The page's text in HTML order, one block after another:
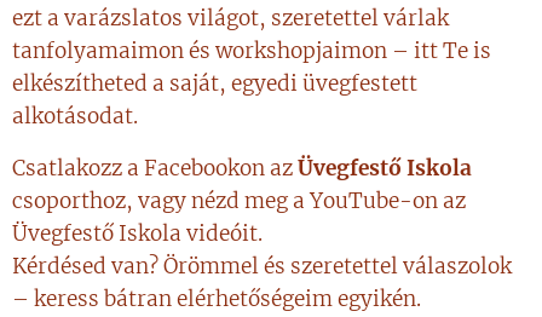
ezt a varázslatos világot, szeretettel várlak
tanfolyamaimon és workshopjaimon – itt Te is
elkészítheted a saját, egyedi üvegfestett
alkotásodat.
Csatlakozz a Facebookon azÜvegfestő Iskola
csoporthoz, vagy nézd meg a YouTube-on az
Üvegfestő Iskola videóit.
Kérdésed van? Örömmel és szeretettel válaszolok
– keress bátran elérhetőségeim egyikén.